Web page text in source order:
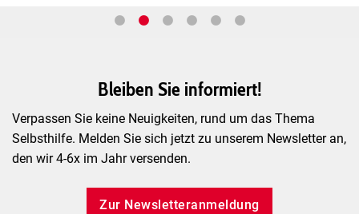
die sich aktuell in Gründung befinden...
Neue Gruppen
Bleiben Sie informiert!
Verpassen Sie keine Neuigkeiten, rund um das Thema
Selbsthilfe. Melden Sie sich jetzt zu unserem Newsletter an,
den wir 4-6x im Jahr versenden.
Zur Newsletteranmeldung